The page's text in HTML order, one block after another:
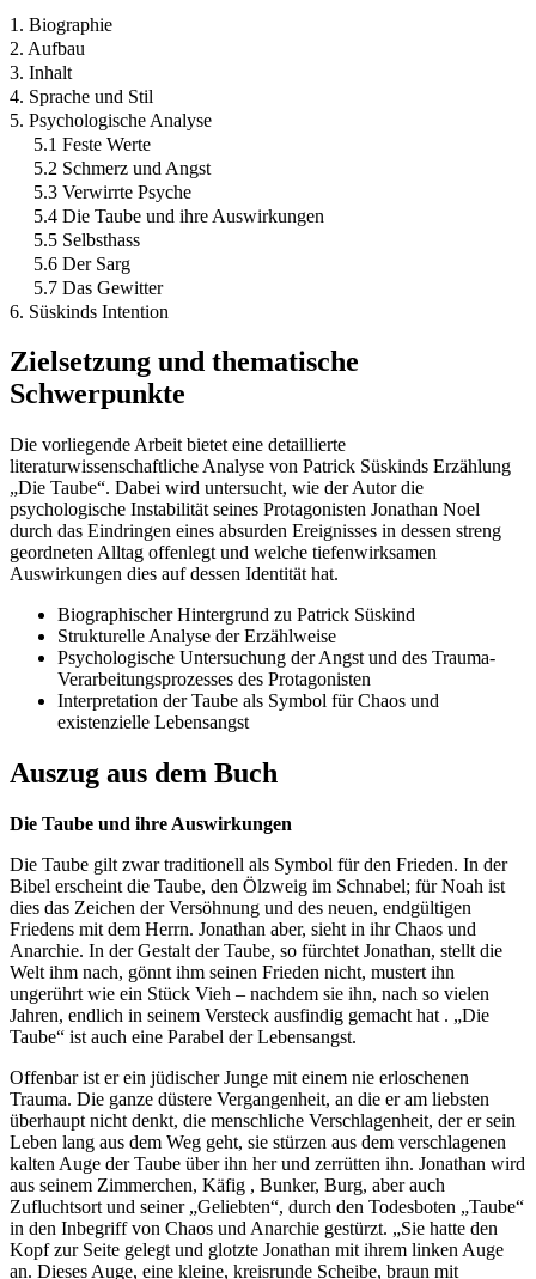
1. Biographie
2. Aufbau
3. Inhalt
4. Sprache und Stil
5. Psychologische Analyse
5.1 Feste Werte
5.2 Schmerz und Angst
5.3 Verwirrte Psyche
5.4 Die Taube und ihre Auswirkungen
5.5 Selbsthass
5.6 Der Sarg
5.7 Das Gewitter
6. Süskinds Intention
Zielsetzung und thematische
Schwerpunkte
Die vorliegende Arbeit bietet eine detaillierte
literaturwissenschaftliche Analyse von Patrick Süskinds Erzählung
„Die Taube“. Dabei wird untersucht, wie der Autor die
psychologische Instabilität seines Protagonisten Jonathan Noel
durch das Eindringen eines absurden Ereignisses in dessen streng
geordneten Alltag offenlegt und welche tiefenwirksamen
Auswirkungen dies auf dessen Identität hat.
Biographischer Hintergrund zu Patrick Süskind
Strukturelle Analyse der Erzählweise
Psychologische Untersuchung der Angst und des Trauma-
Verarbeitungsprozesses des Protagonisten
Interpretation der Taube als Symbol für Chaos und
existenzielle Lebensangst
Auszug aus dem Buch
Die Taube und ihre Auswirkungen
Die Taube gilt zwar traditionell als Symbol für den Frieden. In der
Bibel erscheint die Taube, den Ölzweig im Schnabel; für Noah ist
dies das Zeichen der Versöhnung und des neuen, endgültigen
Friedens mit dem Herrn. Jonathan aber, sieht in ihr Chaos und
Anarchie. In der Gestalt der Taube, so fürchtet Jonathan, stellt die
Welt ihm nach, gönnt ihm seinen Frieden nicht, mustert ihn
ungerührt wie ein Stück Vieh – nachdem sie ihn, nach so vielen
Jahren, endlich in seinem Versteck ausfindig gemacht hat . „Die
Taube“ ist auch eine Parabel der Lebensangst.
Offenbar ist er ein jüdischer Junge mit einem nie erloschenen
Trauma. Die ganze düstere Vergangenheit, an die er am liebsten
überhaupt nicht denkt, die menschliche Verschlagenheit, der er sein
Leben lang aus dem Weg geht, sie stürzen aus dem verschlagenen
kalten Auge der Taube über ihn her und zerrütten ihn. Jonathan wird
aus seinem Zimmerchen, Käfig , Bunker, Burg, aber auch
Zufluchtsort und seiner „Geliebten“, durch den Todesboten „Taube“
in den Inbegriff von Chaos und Anarchie gestürzt. „Sie hatte den
Kopf zur Seite gelegt und glotzte Jonathan mit ihrem linken Auge
an. Dieses Auge, eine kleine, kreisrunde Scheibe, braun mit